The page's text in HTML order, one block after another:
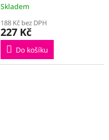
Skladem
188 Kč bez DPH
227 Kč
Do košíku